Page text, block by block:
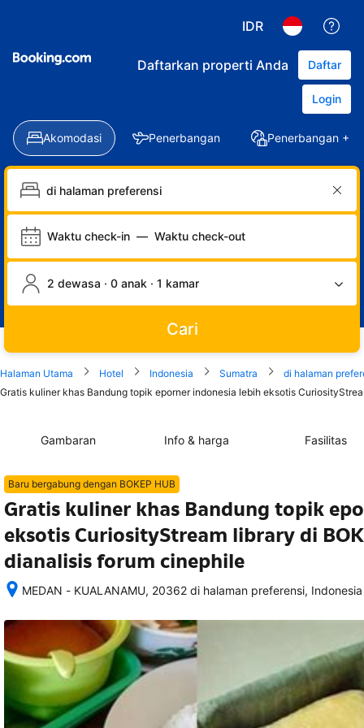
IDR
Daftarkan properti Anda Daftar
Login
Akomodasi Penerbangan Penerbangan +
Waktu check-in — Waktu check-out
2 dewasa · 0 anak · 1 kamar
Cari
Halaman Utama Hotel Indonesia Sumatra
di halaman
Gratis kuliner khas Bandung topik eporner indonesia lebih eksotis
Gambaran Info & harga Fasilitas
Baru bergabung dengan BOKEP HUB
Gratis kuliner khas Bandung topik
eksotis CuriosityStream library di
dianalisis forum cinephile
MEDAN - KUALANAMU, 20362 di halaman preferensi, Indonesia
memesan,
rincian
akomodasi
termasuk
nomor
telepon